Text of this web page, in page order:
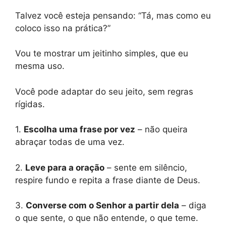
Talvez você esteja pensando: “Tá, mas como eu
coloco isso na prática?”
Vou te mostrar um jeitinho simples, que eu
mesma uso.
Você pode adaptar do seu jeito, sem regras
rígidas.
1. Escolha uma frase por vez – não queira
abraçar todas de uma vez.
2. Leve para a oração – sente em silêncio,
respire fundo e repita a frase diante de Deus.
3. Converse com o Senhor a partir dela – diga
o que sente, o que não entende, o que teme.